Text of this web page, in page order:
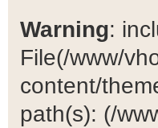
Warning:
File(/www/
content/
path(s): (/